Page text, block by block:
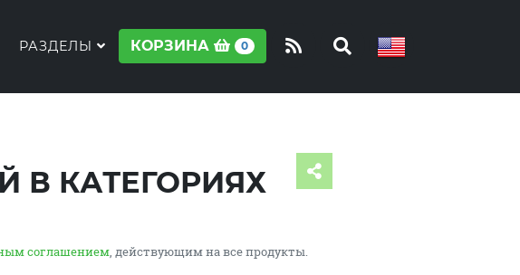
РАЗДЕЛЫ КОРЗИНА 0
В КАТЕГОРИЯХ
соглашением , действующим на все продукты.